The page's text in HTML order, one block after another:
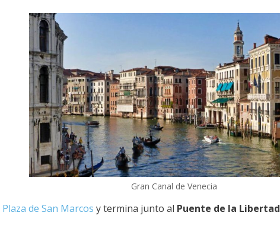
Gran Canal de Venecia
Plaza de San Marcos y termina junto al Puente de la Libertad